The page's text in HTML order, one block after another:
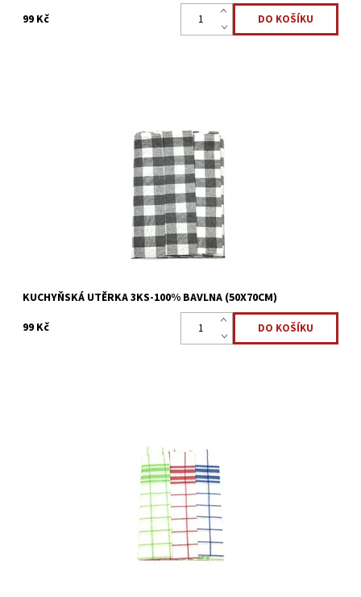
99 Kč
Sada kuchyňských utěrek 100% bavlna Rozměr 50x70cm
Skladem >5 ks
22323845
KUCHYŇSKÁ UTĚRKA 3KS-100% BAVLNA (50X70CM)
99 Kč
Sada kuchyňských utěrek 100% bavlna - Mix barev
Skladem >5 ks
22323844